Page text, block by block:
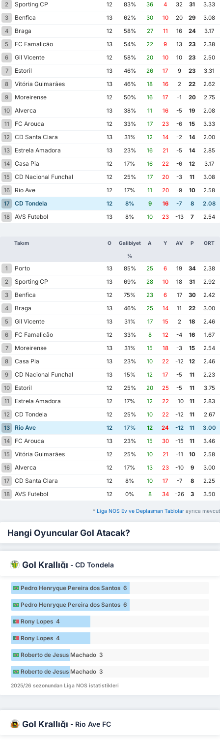
2
Sporting CP 12 83% 36 4 32 31
3.33
3
Benfica 13 62% 30 10 20 29
3.08
4
Braga 12 58% 27 11 16 24
3.17
5
FC Famalicão 13 54% 22 9 13 23
2.38
6
Gil Vicente 12 58% 20 10 10 23
2.50
7
Estoril 13 46% 26 17 9 23
3.31
8
Vitória Guimarães 13 46% 18 16 2 22
2.62
9
Moreirense 12 50% 16 17 -1 20
2.75
10
Alverca 13 38% 11 16 -5 19
2.08
11
FC Arouca 12 33% 17 23 -6 15
3.33
12
CD Santa Clara 13 31% 12 14 -2 14
2.00
13
Estrela Amadora 13 23% 16 21 -5 14
2.85
14
Casa Pia 12 17% 16 22 -6 12
3.17
15
CD Nacional Funchal 12 25% 17 20 -3 11
3.08
16
Rio Ave 12 17% 11 20 -9 10
2.58
17
CD Tondela 12 8% 9 16 -7 8
2.08
18
AVS Futebol 13 8% 10 23 -13 7 2.54
Takım O Galibiyet
%
A Y AV P ORT
1 Porto 13 85% 25 6 19 34
2.38
2
Sporting CP 13 69% 28 10 18 31
2.92
3
Benfica 12 75% 23 6 17 30
2.42
4
Braga 13 46% 25 14 11 22
3.00
5
Gil Vicente 13 31% 17 15 2 18
2.46
6
FC Famalicão 12 33% 8 12 -4 16
1.67
7
Moreirense 13 31% 15 18 -3 15
2.54
8
Casa Pia 13 23% 10 22 -12 12
2.46
9
CD Nacional Funchal 13 15% 12 17 -5 11
2.23
10
Estoril 12 25% 20 25 -5 11
3.75
11
Estrela Amadora 12 17% 12 22 -10 11
2.83
12
CD Tondela 12 25% 10 22 -12 11
2.67
13
Rio Ave 12 17% 12 24 -12 11
3.00
14
FC Arouca 13 23% 15 30 -15 11
3.46
15
Vitória Guimarães 12 25% 10 21 -11 10
2.58
16
Alverca 12 17% 13 23 -10 9
3.00
17
CD Santa Clara 12 8% 10 17 -7 8
2.25
18
AVS Futebol 12 0% 8 34 -26 3 3.50
* Liga NOS Ev ve Deplasman Tablolar ayrıca mevcut
Hangi Oyuncular Gol Atacak?
Gol Krallığı - CD Tondela
Pedro Henryque Pereira dos Santos 6
Pedro Henryque Pereira dos Santos 6
Rony Lopes 4
Rony Lopes 4
Roberto de Jesus Machado 3
Roberto de Jesus Machado 3
2025/26 sezonundan Liga NOS istatistikleri
Gol Krallığı - Rio Ave FC